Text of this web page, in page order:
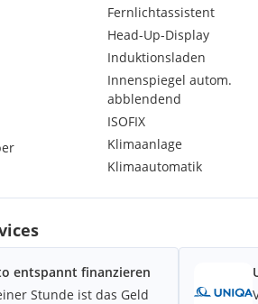
Charging
Fernlichtassistent
Head-Up-Display
Induktionsladen
Innenspiegel autom.
abblendend
ISOFIX
Klimaanlage
Klimaautomatik
entspannt finanzieren
Stunde ist das Geld